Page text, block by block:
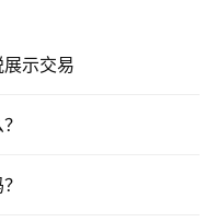
示交易